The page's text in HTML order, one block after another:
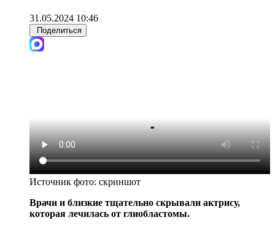
31.05.2024 10:46
Поделиться
Источник фото: скриншот
Врачи и близкие тщательно скрывали актрису,
которая лечилась от глиобластомы.